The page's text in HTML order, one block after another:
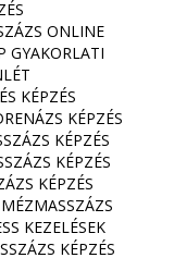
ONLINE
GYAKORLATI
KÉPZÉS
KÉPZÉS
KÉPZÉS
KÉPZÉS
KÉPZÉS
KEZELÉSEK
KÉPZÉS